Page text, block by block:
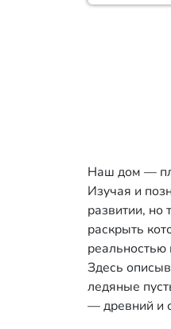
Наш дом —
Изучая и
развитии,
раскрыть
реальностью
Здесь
ледяные
— древний и